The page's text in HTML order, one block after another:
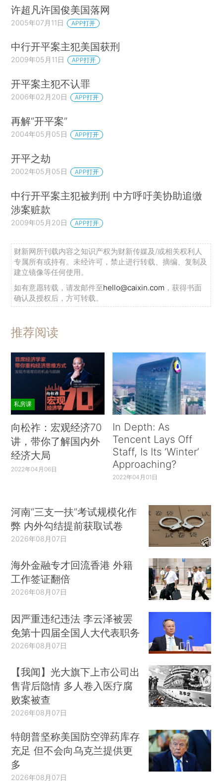
许超凡许国俊美国落网
2005年07月11日 APP打开
中行开平案主犯美国获刑
2009年05月11日 APP打开
开平案主犯不认罪
2006年02月20日 APP打开
再解“开平案”
2004年05月05日 APP打开
开平之劫
2002年05月05日 APP打开
中行开平案主犯被判刑 中方呼吁美协助追缴
涉案赃款
2009年05月20日 APP打开
财新网所刊载内容之知识产权为财新传媒及/或相关权利人
专属所有或持有。未经许可，禁止进行转载、摘编、复制及
建立镜像等任何使用。
如有意愿转载，请发邮件至hello@caixin.com ，获得书面
确认及授权后，方可转载。
推荐阅读
私房课
向松祚：宏观经济70
讲，带你了解国内外
经济大局
2022年04月06日
In Depth: As
Tencent Lays Off
Staff, Is Its ‘Winter’
Approaching?
2022年04月01日
河南“三支一扶”考试规模化作
弊 内外勾结提前获取试卷
2026年08月07日
海外金融专才回流香港 外籍
工作签证翻倍
2026年08月07日
因严重违纪违法 李云泽被罢
免第十四届全国人大代表职务
2026年08月07日
【我闻】光大旗下上市公司出
售背后隐情 多人卷入医疗腐
败案被查
2026年08月07日
特朗普坚称美国防空弹药库存
充足 但不会向乌克兰提供更
多
2026年08月07日